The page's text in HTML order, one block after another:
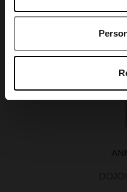
Oublié
April